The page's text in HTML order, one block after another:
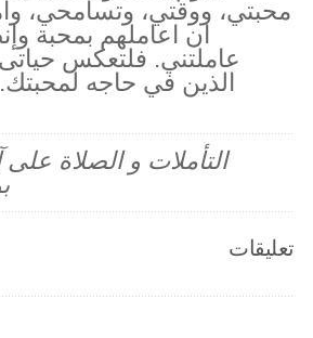
محبتي، ووقتي، وتسامحي،
ان اعاملهم بمحبة
عاملتني. فلتعكس
الذين في حاجه
التأملات و الصلاة على
تعليقات